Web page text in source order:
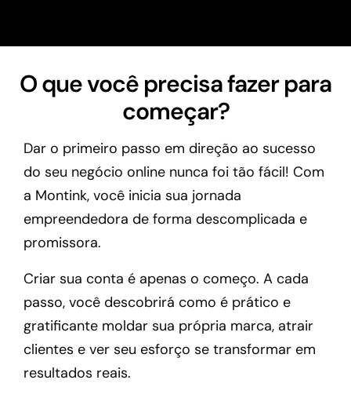
O que você precisa fazer para
começar?
Dar o primeiro passo em direção ao sucesso
do seu negócio online nunca foi tão fácil! Com
a Montink, você inicia sua jornada
empreendedora de forma descomplicada e
promissora.
Criar sua conta é apenas o começo. A cada
passo, você descobrirá como é prático e
gratificante moldar sua própria marca, atrair
clientes e ver seu esforço se transformar em
resultados reais.